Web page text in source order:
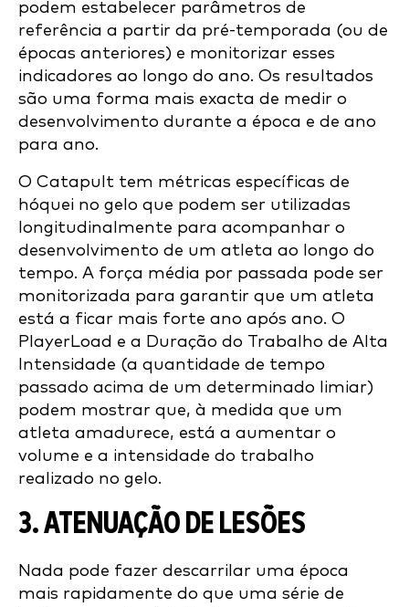
podem estabelecer parâmetros de
referência a partir da pré-temporada (ou de
épocas anteriores) e monitorizar esses
indicadores ao longo do ano. Os resultados
são uma forma mais exacta de medir o
desenvolvimento durante a época e de ano
para ano.
O Catapult tem métricas específicas de
hóquei no gelo que podem ser utilizadas
longitudinalmente para acompanhar o
desenvolvimento de um atleta ao longo do
tempo. A força média por passada pode ser
monitorizada para garantir que um atleta
está a ficar mais forte ano após ano. O
PlayerLoad e a Duração do Trabalho de Alta
Intensidade (a quantidade de tempo
passado acima de um determinado limiar)
podem mostrar que, à medida que um
atleta amadurece, está a aumentar o
volume e a intensidade do trabalho
realizado no gelo.
3. ATENUAÇÃO DE LESÕES
Nada pode fazer descarrilar uma época
mais rapidamente do que uma série de